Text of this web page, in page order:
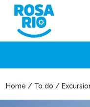
Home / To do /